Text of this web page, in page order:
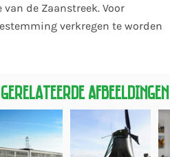
de Zaanstreek. Voor
verkregen te worden
Gerelateerde Afbeeldingen